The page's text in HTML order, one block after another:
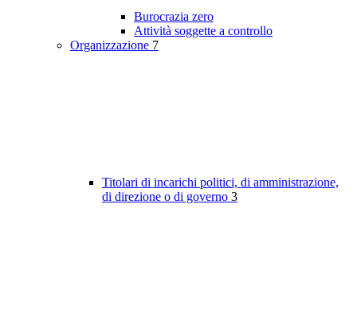
Burocrazia zero
Attività soggette a controllo
Organizzazione 7
Titolari di incarichi politici, di amministrazione,
di direzione o di governo 3